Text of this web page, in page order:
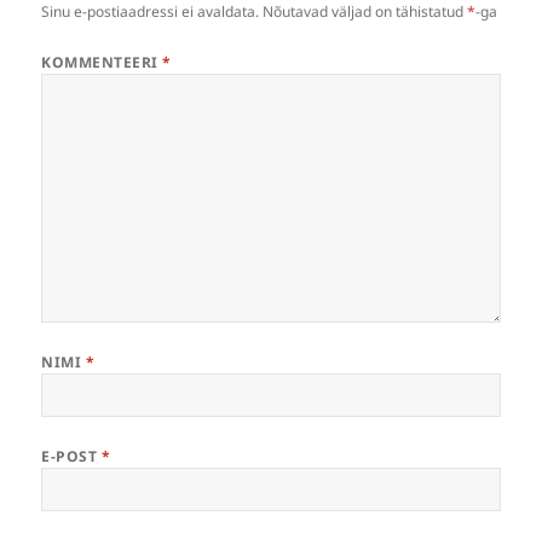
Sinu e-postiaadressi ei avaldata. Nõutavad väljad on tähistatud*-ga
KOMMENTEERI*
NIMI *
E-POST *